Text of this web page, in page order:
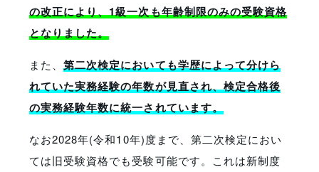
の改正により、1級一次も年齢制限のみの受験資格
となりました。
また、第二次検定においても学歴によって分けら
れていた実務経験の年数が見直され、検定合格後
の実務経験年数に統一されています。
なお2028年(令和10年)度まで、第二次検定におい
ては旧受験資格でも受験可能です。これは新制度